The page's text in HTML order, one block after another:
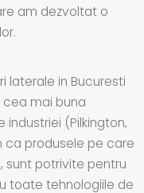
am dezvoltat o
laterale in Bucuresti
cea mai buna
(Pilkington,
ca produsele pe care
sunt potrivite pentru
toate tehnologiile de